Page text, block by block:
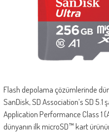
Flash depolama çözümlerinde
SanDisk, SD Association’s SD
Application Performance Class 1
dünyanın ilk microSD™ kart